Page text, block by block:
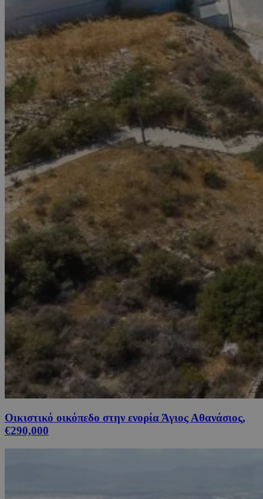
Οικιστικό οικόπεδο στην ενορία Άγιος Αθανάσιος,
€290,000